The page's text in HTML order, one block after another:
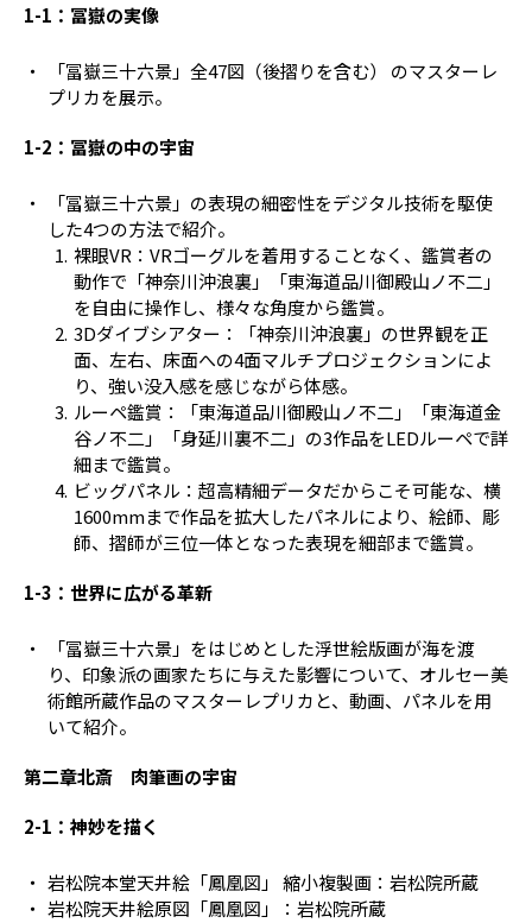
1-1：冨嶽の実像
「冨嶽三十六景」全47図（後摺りを含む） のマスターレ
プリカを展示。
1-2：冨嶽の中の宇宙
「冨嶽三十六景」の表現の細密性をデジタル技術を駆使
した4つの方法で紹介。
裸眼VR：VRゴーグルを着用することなく、鑑賞者の
動作で「神奈川沖浪裏」「東海道品川御殿山ノ不二」
を自由に操作し、様々な角度から鑑賞。
3Dダイブシアター：「神奈川沖浪裏」の世界観を正
面、左右、床面への4面マルチプロジェクションによ
り、強い没入感を感じながら体感。
ルーペ鑑賞：「東海道品川御殿山ノ不二」「東海道金
谷ノ不二」「身延川裏不二」の3作品をLEDルーペで詳
細まで鑑賞。
ビッグパネル：超高精細データだからこそ可能な、横
1600mmまで作品を拡大したパネルにより、絵師、彫
師、摺師が三位一体となった表現を細部まで鑑賞。
1-3：世界に広がる革新
「冨嶽三十六景」をはじめとした浮世絵版画が海を渡
り、印象派の画家たちに与えた影響について、オルセー美
術館所蔵作品のマスターレプリカと、動画、パネルを用
いて紹介。
第二章北斎 肉筆画の宇宙
2-1：神妙を描く
岩松院本堂天井絵「鳳凰図」 縮小複製画：岩松院所蔵
岩松院天井絵原図「鳳凰図」：岩松院所蔵